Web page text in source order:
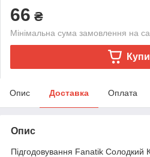
66 ₴
Мінімальна сума замовлення на
Опис Доставка Оплата
Опис
Підгодовування Fanatik Солодкий